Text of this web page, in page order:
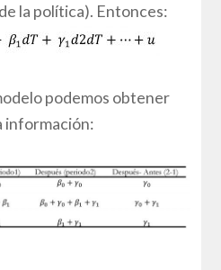
la política). Entonces:
podemos obtener
información: